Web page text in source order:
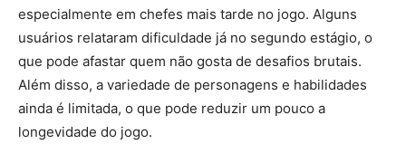
especialmente em chefes mais tarde no jogo. Alguns
usuários relataram dificuldade já no segundo estágio, o
que pode afastar quem não gosta de desafios brutais.
Além disso, a variedade de personagens e habilidades
ainda é limitada, o que pode reduzir um pouco a
longevidade do jogo.